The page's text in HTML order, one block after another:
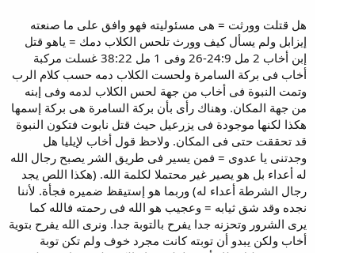
هل قتلت وورثت = هى مسئوليته فهو وافق على ما صنعته
إيزابل ولم يسأل كيف وورث تلحس الكلاب دمك = ياهو قتل
إبن أخاب 2 مل 24:9-26 وفى 1 مل 38:22 غسلت مركبة
أخاب فى بركة السامرة ولحست الكلاب دمه حسب كلام الرب
وتمت النبوة فى أخاب من جهة لحس الكلاب لدمه وفى إبنه
من جهة المكان. وهناك رأى بأن بركة السامرة هى بركة إسمها
هكذا لكنها موجودة فى يزرعيل حيث قتل نابوت فتكون النبوة
قد تحققت حتى فى المكان. ولاحظ قول أخاب لإيليا هل
وجدتنى يا عدوى = فمن يسير فى طريق الشر يصبح رجال الله
له أعداء بل هو يصير غير محتملا لكلمة الله. (هكذا اللص يجد
رجال الشرطة أعداء له) وربما هو إستيقظ ضميره فجأة. لأننا
نجده وقد شق ثيابه = وعجيب هو الله فى رحمته فالله كما
يرى الشرور وتحزنه جدا يفرح بالتوبة جدا. ونرى الله يفرح بتوية
أخاب ولكن يبدو أن توبته كانت مجرد خوف ولم تكن توبة